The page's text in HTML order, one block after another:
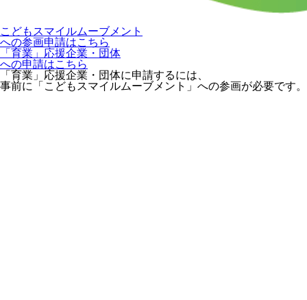
こどもスマイルムーブメント
への参画申請はこちら
「育業」応援企業・団体
への申請はこちら
「育業」応援企業・団体に申請するには、
事前に「こどもスマイルムーブメント」への参画が必要です。